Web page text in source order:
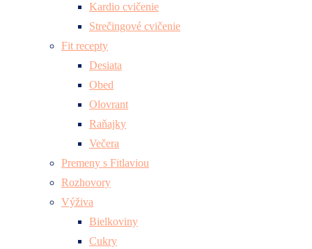
Kardio cvičenie
Strečingové cvičenie
Fit recepty
Desiata
Obed
Olovrant
Raňajky
Večera
Premeny s Fitlaviou
Rozhovory
Výživa
Bielkoviny
Cukry